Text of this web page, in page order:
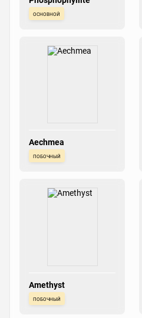
основной
Aechmea
побочный
Amethyst
побочный